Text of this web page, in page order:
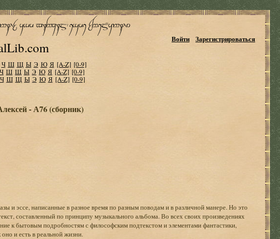
Войти Зарегистрироваться
Ч Ш Щ Ы Э Ю Я [A-Z] [0-9]
Ч Ш Щ Ы Э Ю Я [A-Z] [0-9]
Ч Ш Щ Ы Э Ю Я [A-Z] [0-9]
- А76 (сборник)
и эссе, написанные в разное время по разным поводам и в различной манере. Но это
составленный по принципу музыкального альбома. Во всех своих произведениях
к бытовым подробностям с философским подтекстом и элементами фантастики,
и есть в реальной жизни.